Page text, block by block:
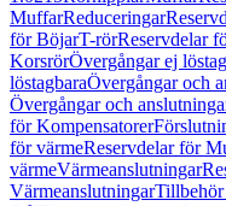
MuffarReduceringar
för BöjarT-rörReservdelar
KorsrörÖvergångar ej
löstagbaraÖvergångar och
Övergångar och
för Kompensatorer
för värmeReservdelar för
värmeVärmeanslutningar
Värmeanslutningar